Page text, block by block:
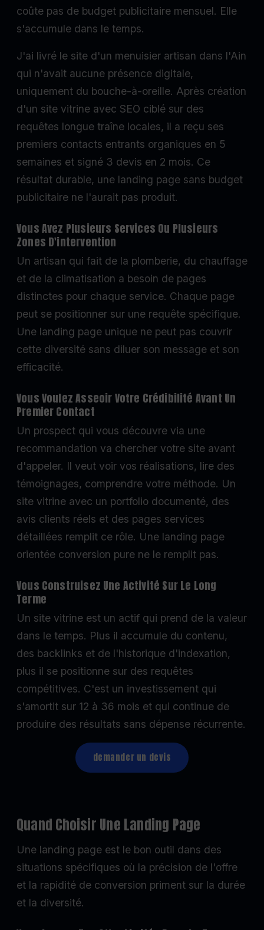
coûte pas de budget publicitaire mensuel. Elle
s'accumule dans le temps.
J'ai livré le site d'un menuisier artisan dans l'Ain
qui n'avait aucune présence digitale,
uniquement du bouche-à-oreille. Après création
d'un site vitrine avec SEO ciblé sur des
requêtes longue traîne locales, il a reçu ses
premiers contacts entrants organiques en 5
semaines et signé 3 devis en 2 mois. Ce
résultat durable, une landing page sans budget
publicitaire ne l'aurait pas produit.
Vous Avez Plusieurs Services Ou Plusieurs
Zones D'intervention
Un artisan qui fait de la plomberie, du chauffage
et de la climatisation a besoin de pages
distinctes pour chaque service. Chaque page
peut se positionner sur une requête spécifique.
Une landing page unique ne peut pas couvrir
cette diversité sans diluer son message et son
efficacité.
Vous Voulez Asseoir Votre Crédibilité Avant Un
Premier Contact
Un prospect qui vous découvre via une
recommandation va chercher votre site avant
d'appeler. Il veut voir vos réalisations, lire des
témoignages, comprendre votre méthode. Un
site vitrine avec un portfolio documenté, des
avis clients réels et des pages services
détaillées remplit ce rôle. Une landing page
orientée conversion pure ne le remplit pas.
Vous Construisez Une Activité Sur Le Long
Terme
Un site vitrine est un actif qui prend de la valeur
dans le temps. Plus il accumule du contenu,
des backlinks et de l'historique d'indexation,
plus il se positionne sur des requêtes
compétitives. C'est un investissement qui
s'amortit sur 12 à 36 mois et qui continue de
produire des résultats sans dépense récurrente.
demander un devis
Quand Choisir Une Landing Page
Une landing page est le bon outil dans des
situations spécifiques où la précision de l'offre
et la rapidité de conversion priment sur la durée
et la diversité.